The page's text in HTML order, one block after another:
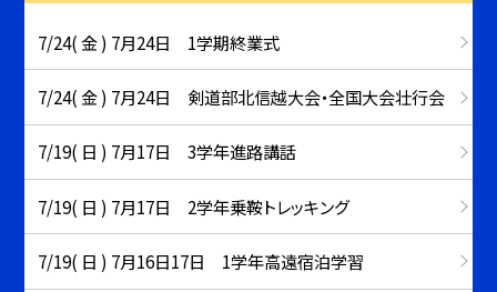
7/24( 金 ) 7月24日 1学期終業式
7/24( 金 ) 7月24日 剣道部北信越大会・全国大会壮行会
7/19( 日 ) 7月17日 3学年進路講話
7/19( 日 ) 7月17日 2学年乗鞍トレッキング
7/19( 日 ) 7月16日17日 1学年高遠宿泊学習